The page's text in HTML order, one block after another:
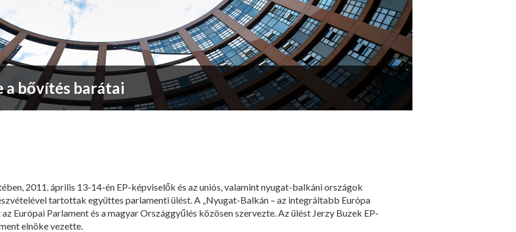
a bővítés barátai
2011. április 13-14-én EP-képviselők és az uniós, valamint nyugat-balkáni országok
tartottak együttes parlamenti ülést. A „Nyugat-Balkán – az integráltabb Európa
Európai Parlament és a magyar Országgyűlés közösen szervezte. Az ülést Jerzy Buzek EP-
elnöke vezette.